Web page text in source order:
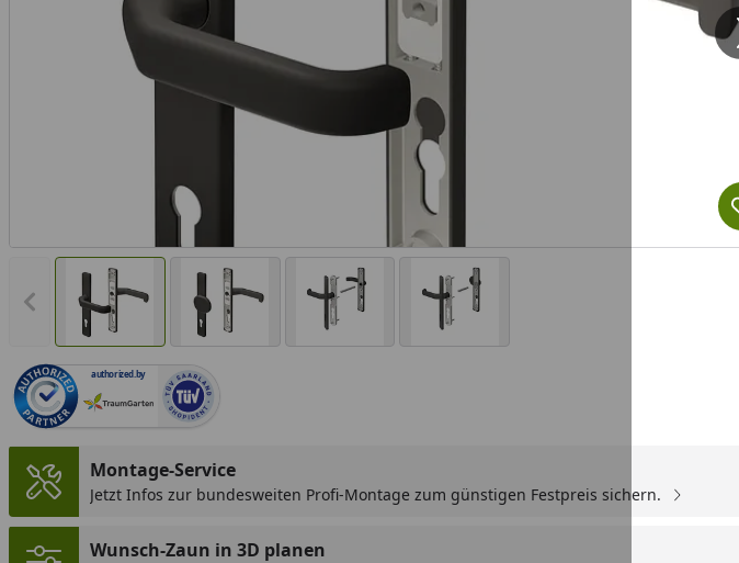
Vorheriges Bild anzeigen
authorized.by
Montage-Service
Jetzt Infos zur bundesweiten Profi-Montage zum günstigen Festpreis sichern.
Wunsch-Zaun in 3D planen